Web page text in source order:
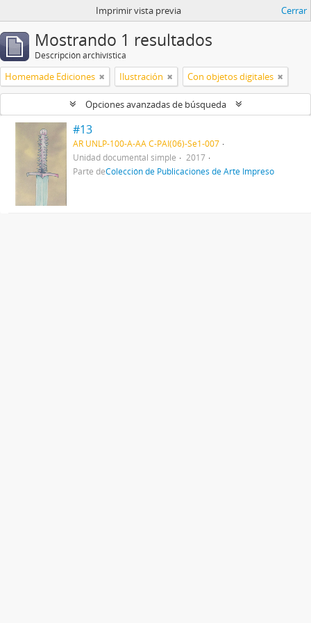
Imprimir vista previa Cerrar
Mostrando 1 resultados
Descripción archivística
Homemade Ediciones Ilustración Con objetos digitales
Opciones avanzadas de búsqueda
#13
AR UNLP-100-A-AA C-PAI(06)-Se1-007
Unidad documental simple
2017
Parte deColección de Publicaciones de Arte Impreso